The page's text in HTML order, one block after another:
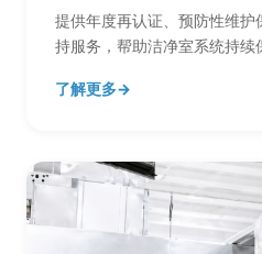
提供年度再认证、预防性维
持服务，帮助洁净室系统持
了解更多→